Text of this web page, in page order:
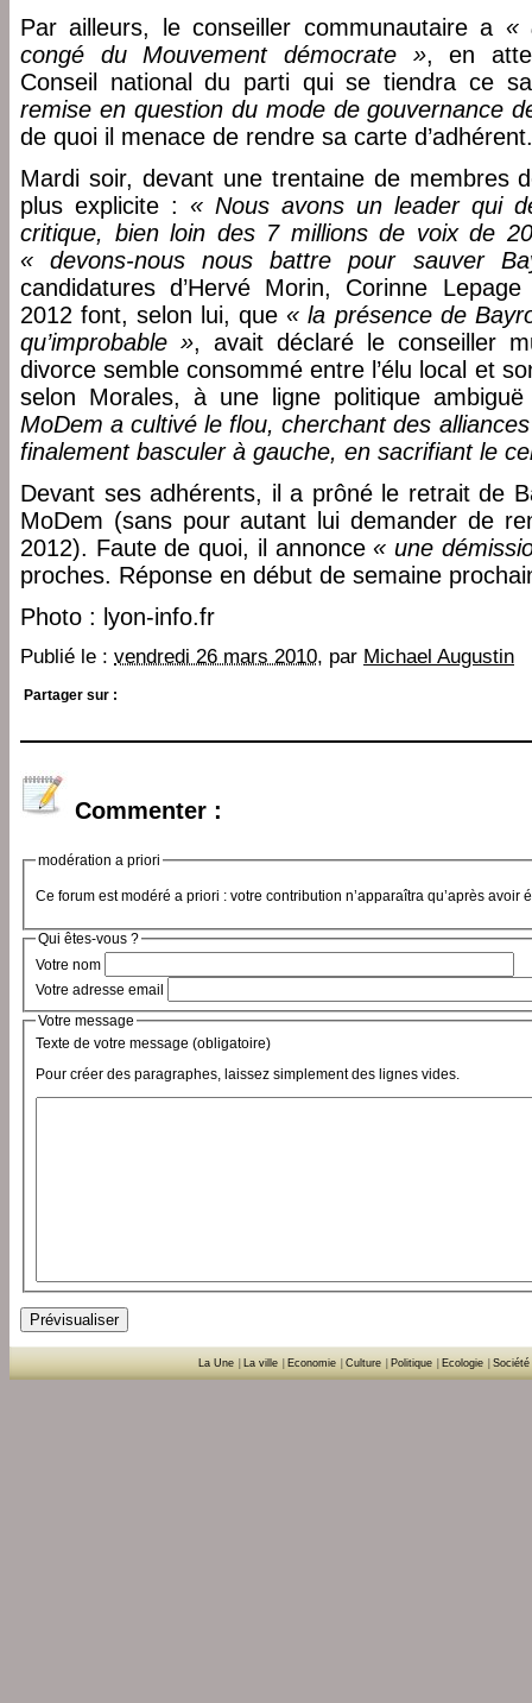
Par ailleurs, le conseiller communautaire a «
congé du Mouvement démocrate », en
Conseil national du parti qui se tiendra ce
remise en question du mode de gouvernance
de quoi il menace de rendre sa carte d’adhérent.
Mardi soir, devant une trentaine de membres
plus explicite : « Nous avons un leader qui
critique, bien loin des 7 millions de voix de
« devons-nous nous battre pour sauver
candidatures d’Hervé Morin, Corinne
2012 font, selon lui, que« la présence de
qu’improbable », avait déclaré le conseiller
divorce semble consommé entre l’élu local et
selon Morales, à une ligne politique
MoDem a cultivé le flou, cherchant des
finalement basculer à gauche, en sacrifiant le
Devant ses adhérents, il a prôné le retrait de
MoDem (sans pour autant lui demander de
2012). Faute de quoi, il annonce« une
proches. Réponse en début de semaine
Photo : lyon-info.fr
Publié le : vendredi 26 mars 2010, par Michael Augustin
Partager sur :
Commenter :
modération a priori
Ce forum est modéré a priori : votre contribution n’apparaîtra qu’après avoir
Qui êtes-vous ?
Votre nom
Votre adresse email
Votre message
Texte de votre message (obligatoire)
Pour créer des paragraphes, laissez simplement des lignes vides.
La Une La ville Economie Culture Politique Ecologie Société